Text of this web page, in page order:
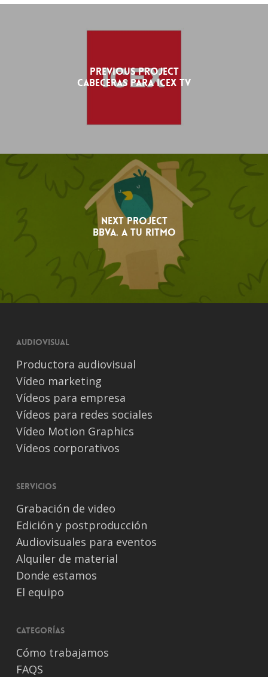
Previous Project
Cabeceras para ICEX TV
Next Project
BBVA. A tu ritmo
Audiovisual
Productora audiovisual
Vídeo marketing
Vídeos para empresa
Vídeos para redes sociales
Vídeo Motion Graphics
Vídeos corporativos
Servicios
Grabación de video
Edición y postproducción
Audiovisuales para eventos
Alquiler de material
Donde estamos
El equipo
Categorías
Cómo trabajamos
FAQS